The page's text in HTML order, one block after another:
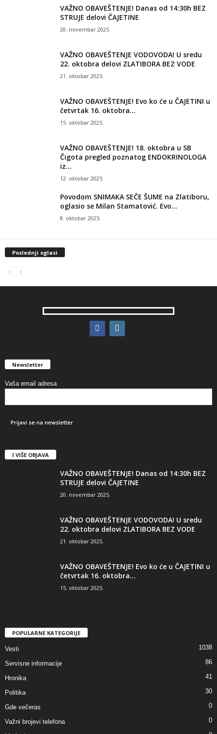
VAŽNO OBAVEŠTENJE! Danas od 14:30h BEZ
STRUJE delovi ČAJETINE
20. novembar 2025.
VAŽNO OBAVEŠTENJE VODOVODA! U sredu
22. oktobra delovi ZLATIBORA BEZ VODE
21. oktobar 2025.
VAŽNO OBAVEŠTENJE! Evo ko će u ČAJETINI u
četvrtak 16. oktobra...
15. oktobar 2025.
VAŽNO OBAVEŠTENJE! 18. oktobra u SB
Čigota pregled poznatog ENDOKRINOLOGA
iz...
12. oktobar 2025.
Povodom SNIMAKA SEČE ŠUME na Zlatiboru,
oglasio se Milan Stamatović. Evo...
8. oktobar 2025.
Poslednji oglasi
Newsletter
Vaša email adresa
I VIŠE OBJAVA
VAŽNO OBAVEŠTENJE! Danas od 14:30h BEZ
STRUJE delovi ČAJETINE
20. novembar 2025.
VAŽNO OBAVEŠTENJE VODOVODA! U sredu
22. oktobra delovi ZLATIBORA BEZ VODE
21. oktobar 2025.
VAŽNO OBAVEŠTENJE! Evo ko će u ČAJETINI u
četvrtak 16. oktobra...
15. oktobar 2025.
POPULARNE KATEGORIJE
Vesti 1038
Servisne informacije 86
Hronika 41
Politika 30
Gde večeras 0
Važni brojevi telefona 0